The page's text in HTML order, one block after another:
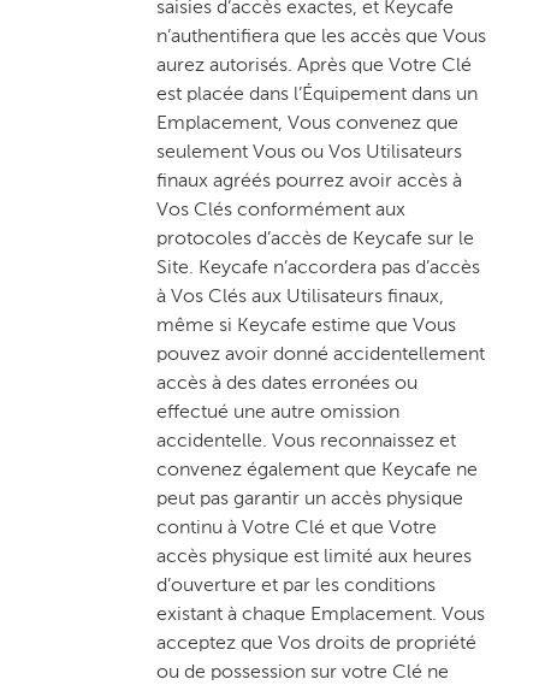
saisies d’accès exactes, et Keycafe
n’authentifiera que les accès que Vous
aurez autorisés. Après que Votre Clé
est placée dans l’Équipement dans un
Emplacement, Vous convenez que
seulement Vous ou Vos Utilisateurs
finaux agréés pourrez avoir accès à
Vos Clés conformément aux
protocoles d’accès de Keycafe sur le
Site. Keycafe n’accordera pas d’accès
à Vos Clés aux Utilisateurs finaux,
même si Keycafe estime que Vous
pouvez avoir donné accidentellement
accès à des dates erronées ou
effectué une autre omission
accidentelle. Vous reconnaissez et
convenez également que Keycafe ne
peut pas garantir un accès physique
continu à Votre Clé et que Votre
accès physique est limité aux heures
d’ouverture et par les conditions
existant à chaque Emplacement. Vous
acceptez que Vos droits de propriété
ou de possession sur votre Clé ne